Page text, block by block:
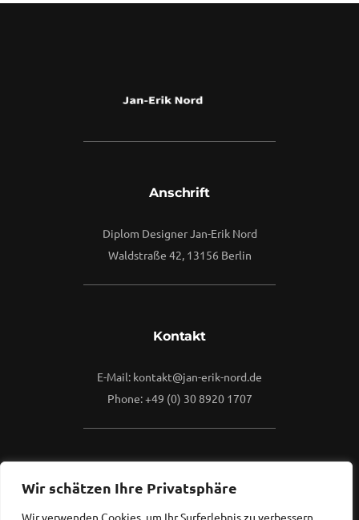
Wir schätzen Ihre Privatsphäre
Wir verwenden Cookies, um Ihr Surferlebnis zu verbessern,
Anschrift
Diplom Designer Jan-Erik Nord
Waldstraße 42, 13156 Berlin
Kontakt
E-Mail: kontakt@jan-erik-nord.de
Phone: +49 (0) 30 8920 1707
Mehr